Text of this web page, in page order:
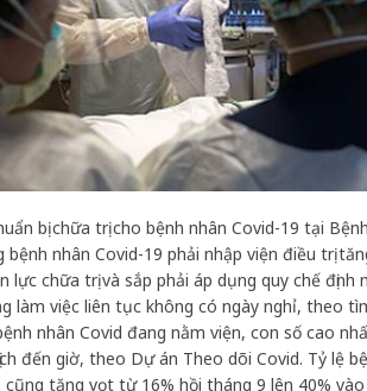
bị chữa trị cho bệnh nhân Covid-19 tại
bệnh nhân Covid-19 phải nhập viện điều trị
lực chữa trị và sắp phải áp dụng quy chế
làm việc liên tục không có ngày nghỉ, theo
nhân Covid đang nằm viện, con số cao
đến giờ, theo Dự án Theo dõi Covid. Tỷ lệ
tăng vọt từ 16% hồi tháng 9 lên 40%